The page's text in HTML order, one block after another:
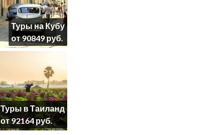
Туры на Кубу
от 90849 руб.
Туры в Таиланд
от 92164 руб.